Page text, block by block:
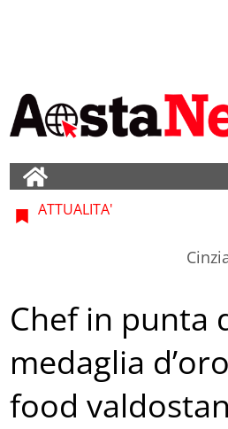
ATTUALITA'
Chef in punta
medaglia
food